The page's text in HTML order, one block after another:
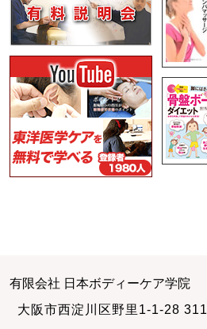
有限会社 日本ボディーケア学院
大阪市西淀川区野里1-1-28 311